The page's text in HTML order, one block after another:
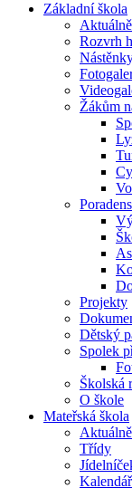
Základní škola
Aktuálně
Rozvrh
Žákům
Projekty
Dětský
Spolek
Školská
O škole
Mateřská škola
Aktuálně
Třídy